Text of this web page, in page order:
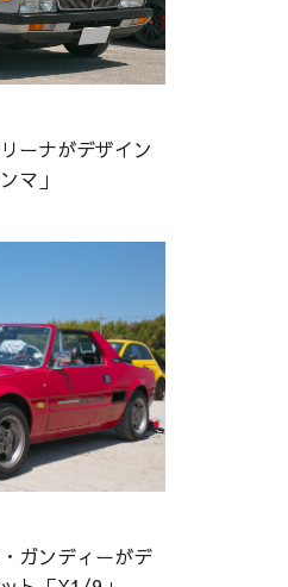
ーナがデザイン
マ」
ガンディーがデ